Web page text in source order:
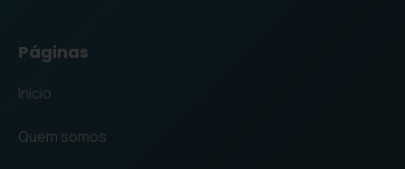
Páginas
Início
Quem somos